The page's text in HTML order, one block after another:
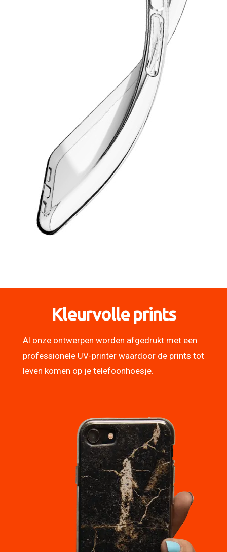
Kleurvolle prints
Al onze ontwerpen worden afgedrukt met een
professionele UV-printer waardoor de prints tot
leven komen op je telefoonhoesje.